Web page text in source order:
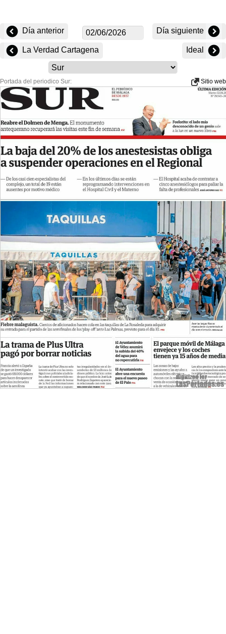
Día anterior Día siguiente
La Verdad Cartagena Ideal
Portada del periodico Sur: Sitio web